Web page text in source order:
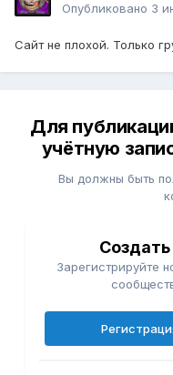
Опубликовано 3
Сайт не плохой. Только
Для
учётную
Вы должны быть
Зарегистрируйте